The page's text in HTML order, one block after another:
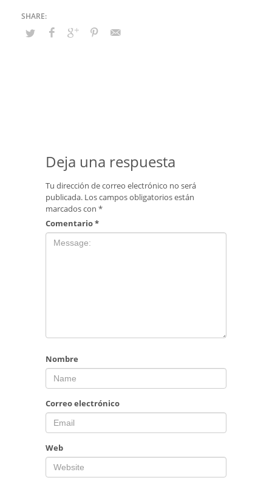
Deja una respuesta
Tu dirección de correo electrónico no será
publicada. Los campos obligatorios están
marcados con *
Comentario*
Nombre
Correo electrónico
Web